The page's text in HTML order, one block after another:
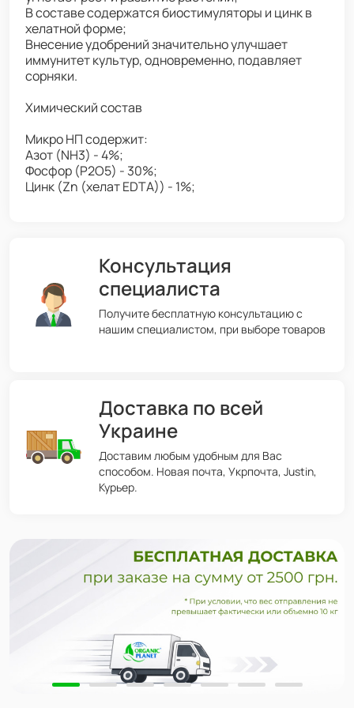
В составе содержатся биостимуляторы и цинк в
хелатной форме;
Внесение удобрений значительно улучшает
иммунитет культур, одновременно, подавляет
сорняки.
Химический состав
Микро НП содержит:
Азот (NH3) - 4%;
Фосфор (P2O5) - 30%;
Цинк (Zn (хелат EDTA)) - 1%;
Консультация
специалиста
Получите бесплатную консультацию с
нашим специалистом, при выборе товаров
Доставка по всей
Украине
Доставим любым удобным для Вас
способом. Новая почта, Укрпочта, Justin,
Курьер.